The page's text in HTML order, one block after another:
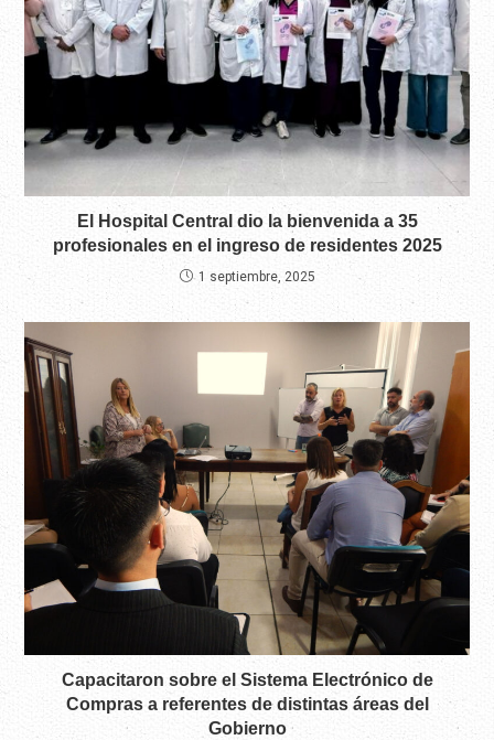
El Hospital Central dio la bienvenida a 35
profesionales en el ingreso de residentes 2025
1 septiembre, 2025
Capacitaron sobre el Sistema Electrónico de
Compras a referentes de distintas áreas del
Gobierno